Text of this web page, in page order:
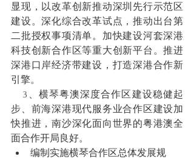
显现，以改革创新推动深圳先行示范区
建设。深化综合改革试点，推动出台第
二批授权事项清单。加快建设河套深港
科技创新合作区等重大创新平台。推进
深港口岸经济带建设，打造深港合作新
引擎。
    3、横琴粤澳深度合作区建设稳健起
步、前海深港现代服务业合作区建设加
快推进，南沙深化面向世界的粤港澳全
面合作开局良好。
编制实施横琴合作区总体发展规